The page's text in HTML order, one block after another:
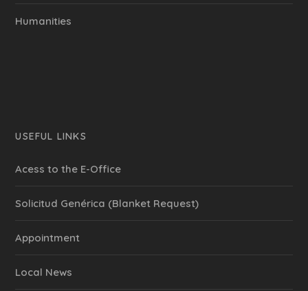
Humanities
USEFUL LINKS
Acess to the E-Office
Solicitud Genérica (Blanket Request)
Appointment
Local News